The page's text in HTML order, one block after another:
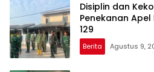
Disiplin dan
Penekanan Apel
129
Berita Agustus 9,